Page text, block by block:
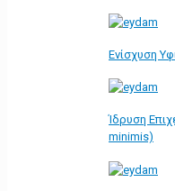
Ενίσχυση
Ίδρυση
minimis)